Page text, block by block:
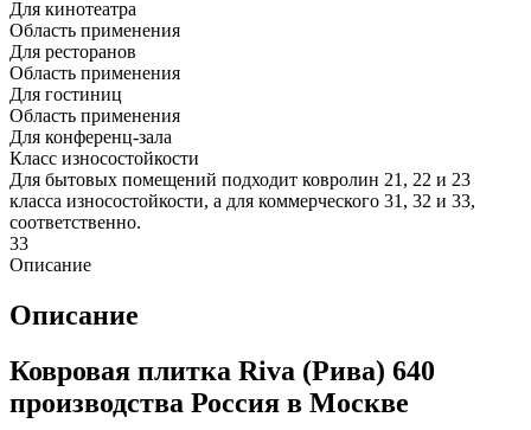
Для кинотеатра
Область применения
Для ресторанов
Область применения
Для гостиниц
Область применения
Для конференц-зала
Класс износостойкости
Для бытовых помещений подходит ковролин 21, 22 и 23
класса износостойкости, а для коммерческого 31, 32 и 33,
соответственно.
33
Описание
Описание
Ковровая плитка Riva (Рива) 640
производства Россия в Москве